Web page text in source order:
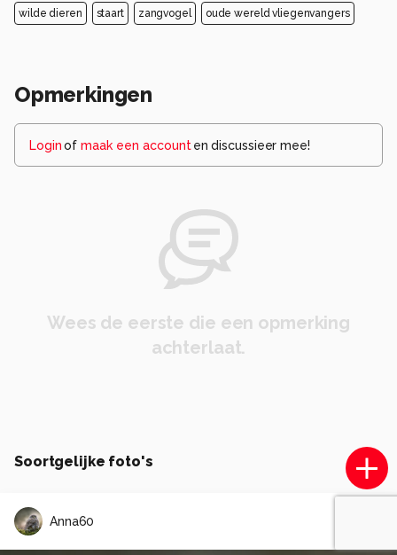
wilde dieren staart zangvogel oude wereld vliegenvangers
Opmerkingen
Loginof maak een account en discussieer mee!
Wees de eerste die een opmerking
achterlaat.
Soortgelijke foto's
Anna60